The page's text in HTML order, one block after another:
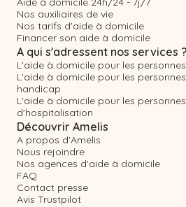
Nos auxiliaires de vie
Nos tarifs d'aide à domicile
Financer son aide à domicile
A qui s'adressent nos services ?
L'aide à domicile pour les
L'aide à domicile pour les
handicap
L'aide à domicile pour les
d'hospitalisation
Découvrir Amelis
A propos d'Amelis
Nous rejoindre
Nos agences d'aide à domicile
FAQ
Contact presse
Avis Trustpilot